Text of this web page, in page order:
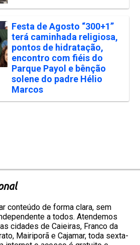
Festa de Agosto “300+1”
terá caminhada religiosa,
pontos de hidratação,
encontro com fiéis do
Parque Payol e bênção
solene do padre Hélio
Marcos
conteúdo de forma clara, sem
a todos. Atendemos
cidades de Caieiras, Franco da
Mairiporã e Cajamar, toda sexta-